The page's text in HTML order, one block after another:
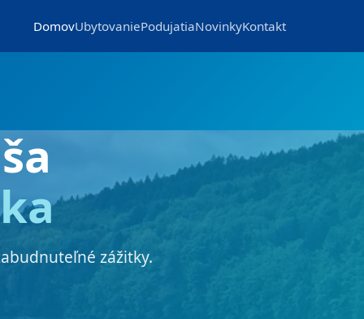
DomovUbytovaniePodujatiaNovinkyKontakt
zážitky.